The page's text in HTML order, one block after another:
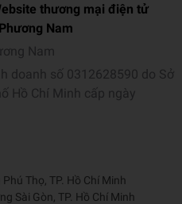
thương mại điện tử
Nam
Nam
doanh số 0312628590 do Sở
Hồ Chí Minh cấp ngày
Thọ, TP. Hồ Chí Minh
Sài Gòn, TP. Hồ Chí Minh